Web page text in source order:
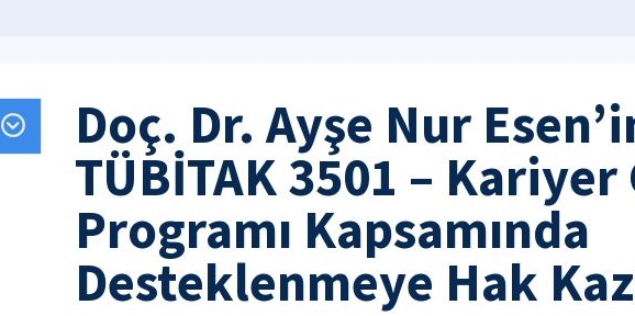
Doç. Dr. Ayşe Nur
TÜBİTAK 3501 –
Programı Kapsamında
Desteklenmeye Hak